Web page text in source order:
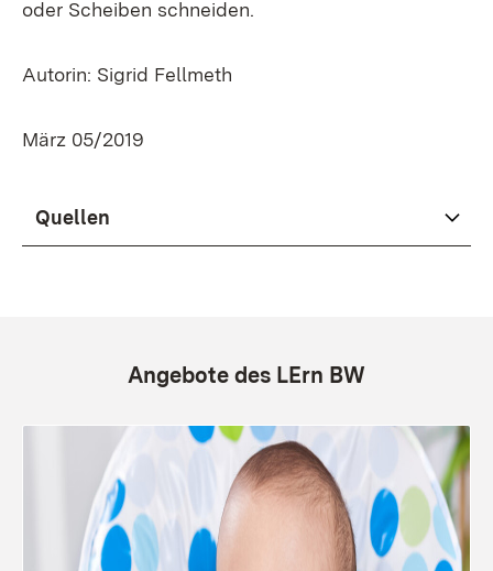
oder Scheiben schneiden.
Autorin: Sigrid Fellmeth
März 05/2019
Quellen
Angebote des LErn BW